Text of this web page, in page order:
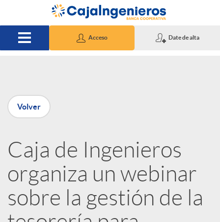
Saltar al contenido principal
Acceso Date de alta
P
u
b
l
i
Volver
Caja de Ingenieros
organiza un webinar
sobre la gestión de la